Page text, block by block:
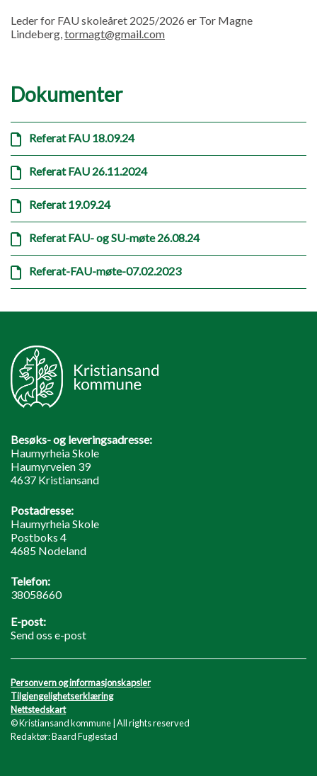
Leder for FAU skoleåret 2025/2026 er Tor Magne
Lindeberg,tormagt@gmail.com
Dokumenter
Referat FAU 18.09.24
Referat FAU 26.11.2024
Referat 19.09.24
Referat FAU- og SU-møte 26.08.24
Referat-FAU-møte-07.02.2023
Besøks- og leveringsadresse:
Haumyrheia Skole
Haumyrveien 39
4637 Kristiansand
Postadresse:
Haumyrheia Skole
Postboks 4
4685 Nodeland
Telefon:
38058660
E-post:
Send oss e-post
Personvern og informasjonskapsler
Tilgjengelighetserklæring
Nettstedskart
© Kristiansand kommune | All rights reserved
Redaktør: Baard Fuglestad